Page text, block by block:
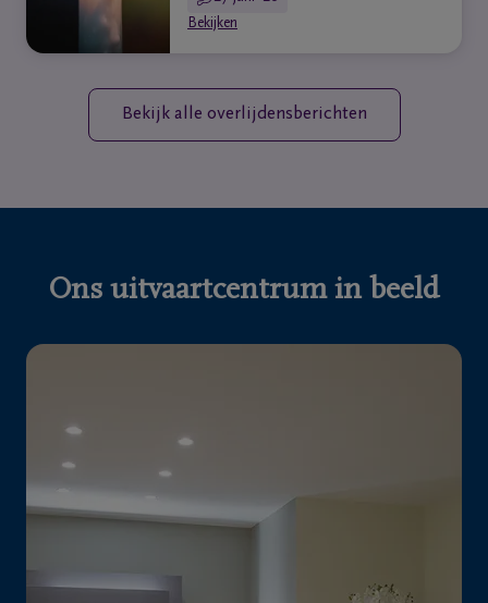
Bekijken
Bekijk alle overlijdensberichten
Ons uitvaartcentrum in beeld
Vorige